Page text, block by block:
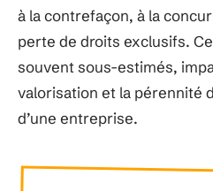
à la contrefaçon, à la
perte de droits exclusifs.
souvent sous-estimés,
valorisation et la pérennité
d’une entreprise.